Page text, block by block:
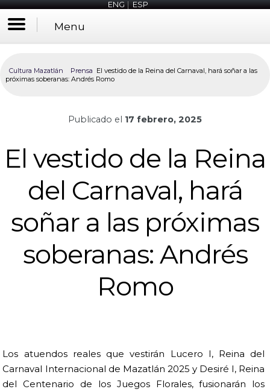
ENG|ESP
Menu
Cultura Mazatlán Prensa El vestido de la Reina del Carnaval, hará soñar a las
próximas soberanas: Andrés Romo
Publicado el 17 febrero, 2025
El vestido de la Reina
del Carnaval, hará
soñar a las próximas
soberanas: Andrés
Romo
Los atuendos reales que vestirán Lucero I, Reina del
Carnaval Internacional de Mazatlán 2025 y Desiré I, Reina
del Centenario de los Juegos Florales, fusionarán los